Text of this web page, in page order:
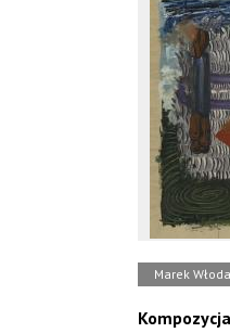
Marek
Kompozycja